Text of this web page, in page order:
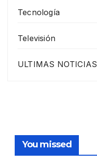
Tecnología
Televisión
ULTIMAS NOTICIAS
You missed